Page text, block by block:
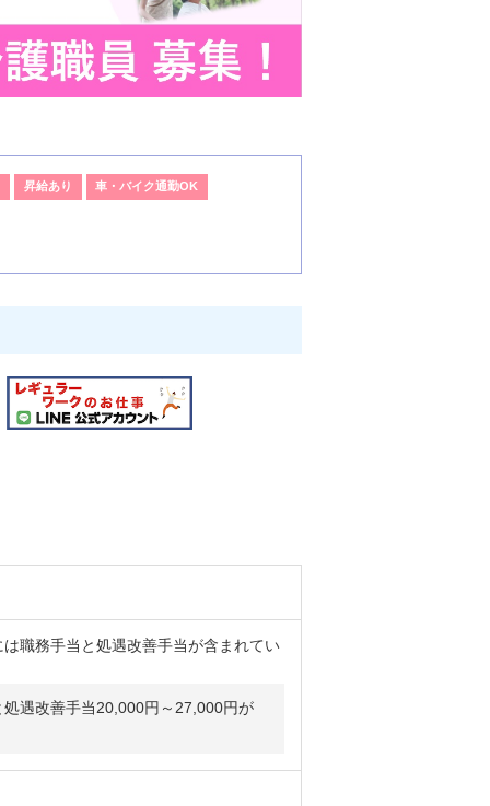
昇給あり 車・バイク通勤OK
は職務手当と処遇改善手当が含まれてい
遇改善手当20,000円～27,000円が